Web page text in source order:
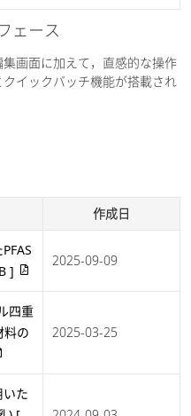
ェース
画面に加えて，直感的な操作
イックバッチ機能が搭載され
作成日
]
2025-09-09
四重
料の
2025-03-25
いた